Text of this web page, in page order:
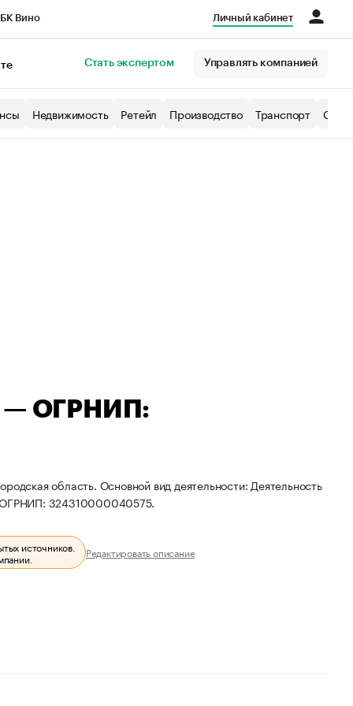
Вино Личный кабинет
Стать экспертом Управлять компанией
Недвижимость Ретейл Производство Транспорт
— ОГРНИП:
область. Основной вид деятельности: Деятельность
ОГРНИП: 324310000040575.
источников.
Редактировать описание